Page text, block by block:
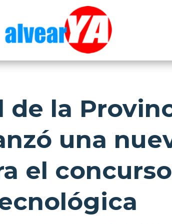
de la
una
el concurso